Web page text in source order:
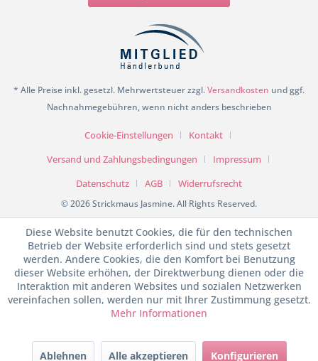
* Alle Preise inkl. gesetzl. Mehrwertsteuer zzgl.Versandkosten und ggf.
Nachnahmegebühren, wenn nicht anders beschrieben
Cookie-Einstellungen
Kontakt
Versand und Zahlungsbedingungen
Impressum
Datenschutz
AGB Widerrufsrecht
© 2026 Strickmaus Jasmine. All Rights Reserved.
Diese Website benutzt Cookies, die für den technischen
Betrieb der Website erforderlich sind und stets gesetzt
werden. Andere Cookies, die den Komfort bei Benutzung
dieser Website erhöhen, der Direktwerbung dienen oder die
Interaktion mit anderen Websites und sozialen Netzwerken
vereinfachen sollen, werden nur mit Ihrer Zustimmung gesetzt.
Mehr Informationen
Ablehnen Alle akzeptieren Konfigurieren
SEHR GUT (4.98 / 5)
aus199Bewertungen bei: shopvote.de ⓘ